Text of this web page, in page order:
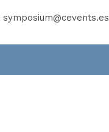
symposium@cevents.es